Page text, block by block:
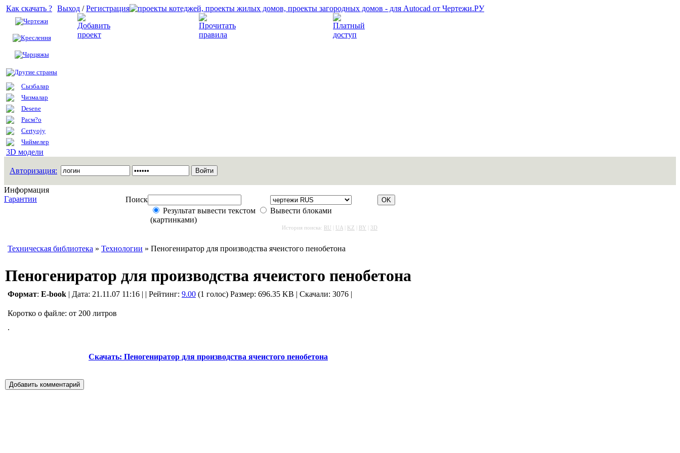
Как скачать ?
Чертежи
Креслення
Чарцяжы
Другие страны
Сызбалар
Чизмалар
Desene
Расм?о
Certyojy
Чиймелер
3D модели
Выход /Регистрация
Авторизация:
Информация
Гарантии
Поиск
Результат вывести текстом
Вывести блоками
(картинками)
История поиска: RU UA KZ BY 3D
Техническая библиотека » Технологии » Пеногениратор для производства ячеистого пенобетона
Пеногениратор для производства ячеистого пенобетона
Формат: E-book | Дата: 21.11.07 11:16 | | Рейтинг: 9.00 (1 голос) Размер: 696.35 KB | Скачали: 3076 |
Коротко о файле: от 200 литров
.
Скачать: Пеногениратор для производства ячеистого пенобетона